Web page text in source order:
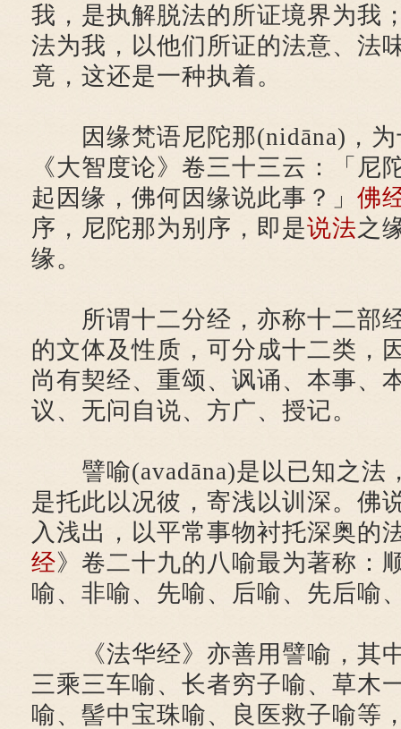
我，是执解脱法的所证境界为我
法为我，以他们所证的法意、法
竟，这还是一种执着。
因缘梵语尼陀那(nidāna)，为
《大智度论》卷三十三云：「尼
起因缘，佛何因缘说此事？」 佛
序，尼陀那为别序，即是说法之
缘。
所谓十二分经，亦称十二部
的文体及性质，可分成十二类，
尚有契经、重颂、讽诵、本事、
议、无问自说、方广、授记。
譬喻(avadāna)是以已知之法
是托此以况彼，寄浅以训深。佛
入浅出，以平常事物衬托深奥的
经》卷二十九的八喻最为著称：
喻、非喻、先喻、后喻、先后喻
《法华经》亦善用譬喻，其
三乘三车喻、长者穷子喻、草木
喻、髻中宝珠喻、良医救子喻等